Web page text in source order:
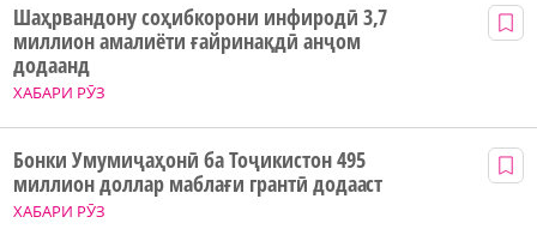
ХАБАРИ РӮЗ
Шаҳрвандону соҳибкорони инфиродӣ 3,7
миллион амалиёти ғайринақдӣ анҷом
додаанд
ХАБАРИ РӮЗ
Бонки Умумиҷаҳонӣ ба Тоҷикистон 495
миллион доллар маблағи грантӣ додааст